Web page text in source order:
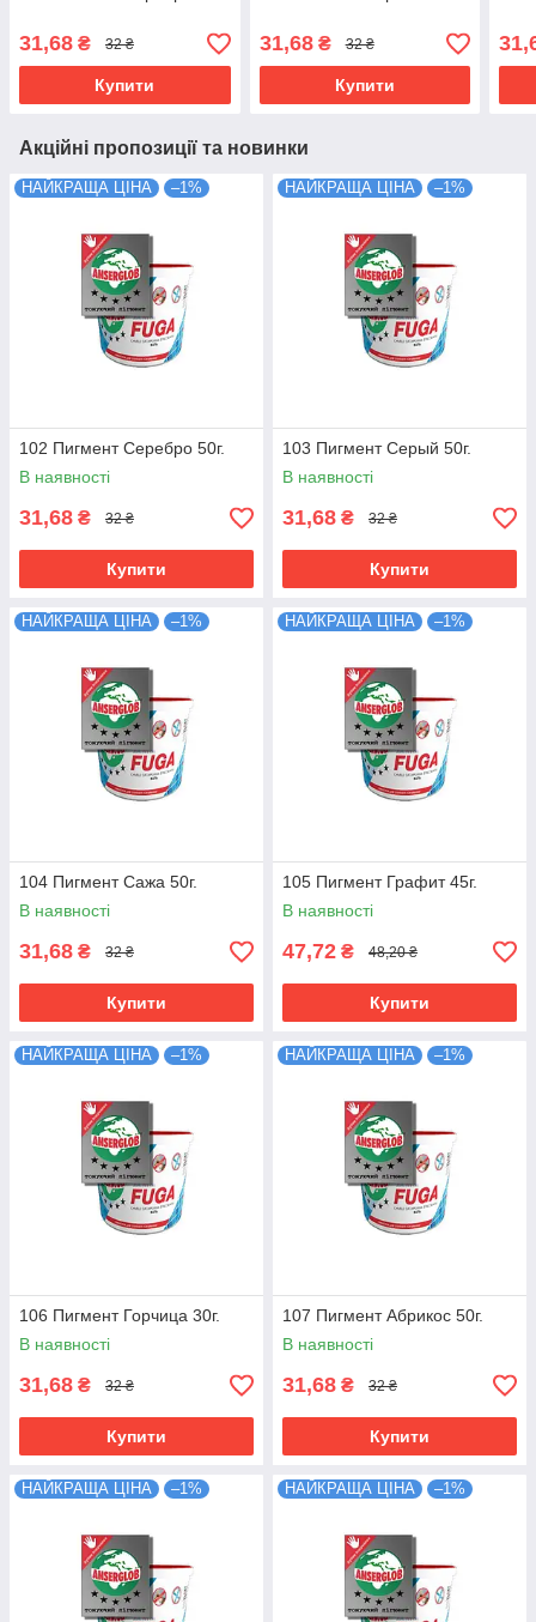
31,68 ₴ 32 ₴
Купити
31,68₴ 32 ₴
Купити
Акційні пропозиції та новинки
НАЙКРАЩА ЦІНА –1%
102 Пигмент Серебро 50г.
В наявності
31,68 ₴ 32 ₴
Купити
НАЙКРАЩА ЦІНА –1%
103 Пигмент Серый 50г.
В наявності
31,68 ₴ 32 ₴
Купити
НАЙКРАЩА ЦІНА –1%
104 Пигмент Сажа 50г.
В наявності
31,68 ₴ 32 ₴
Купити
НАЙКРАЩА ЦІНА –1%
105 Пигмент Графит 45г.
В наявності
47,72 ₴ 48,20 ₴
Купити
НАЙКРАЩА ЦІНА –1%
106 Пигмент Горчица 30г.
В наявності
31,68 ₴ 32 ₴
Купити
НАЙКРАЩА ЦІНА –1%
107 Пигмент Абрикос 50г.
В наявності
31,68 ₴ 32 ₴
Купити
НАЙКРАЩА ЦІНА –1% НАЙКРАЩА ЦІНА –1%